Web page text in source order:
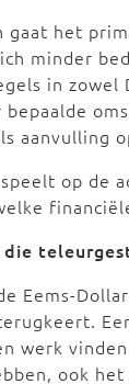
gaat het
minder
in zowel
aanvulling
op de
die
Eems-
werk
ook